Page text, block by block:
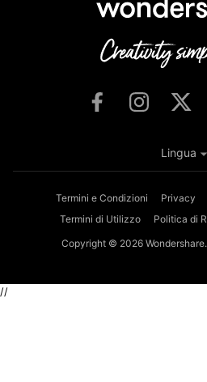
Termini e Condizioni Privacy
Termini di Utilizzo
Politica di
Copyright © 2026
Lingua
//